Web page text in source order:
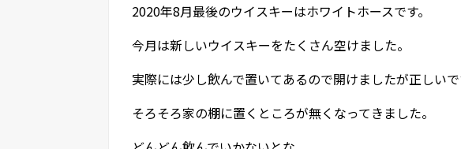
2020年8月最後のウイスキーはホワイトホースです。
今月は新しいウイスキーをたくさん空けました。
実際には少し飲んで置いてあるので開けましたが正しいで
そろそろ家の棚に置くところが無くなってきました。